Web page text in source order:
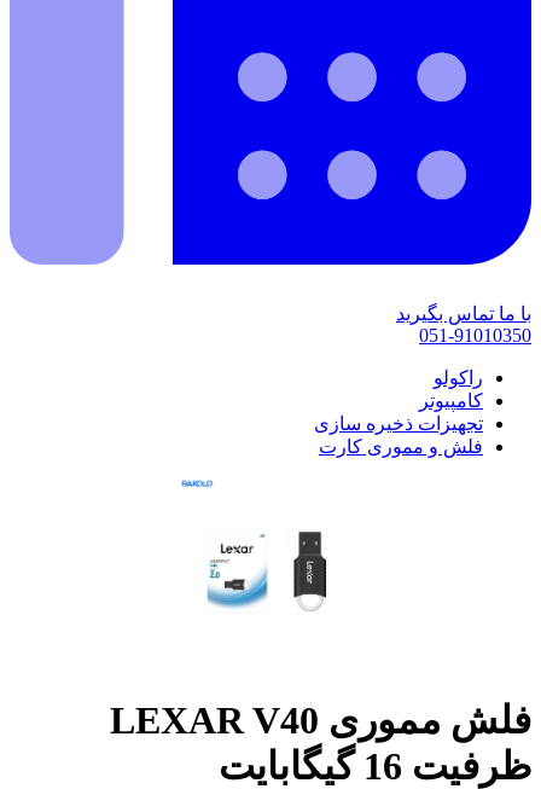
با ما تماس بگیرید
051-91010350
راکولو
کامپیوتر
تجهیزات ذخیره سازی
فلش و مموری کارت
فلش مموری LEXAR V40
ظرفیت 16 گیگابایت